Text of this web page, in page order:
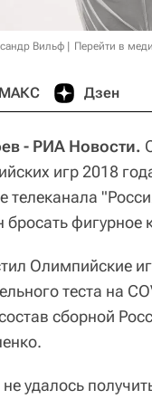
Вильф Перейти в
МАКС Дзен
- РИА Новости.
игр 2018
телеканала
бросать фигурное
Олимпийские
теста на
сборной
удалось